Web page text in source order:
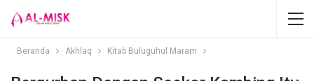
Beranda Akhlaq Kitab Buluguhul Maram